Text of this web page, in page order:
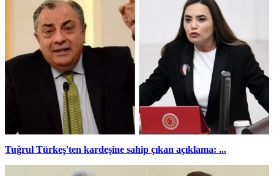
Tuğrul Türkeş'ten kardeşine sahip çıkan açıklama: ...